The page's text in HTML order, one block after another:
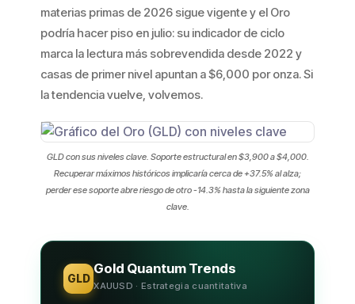
materias primas de 2026 sigue vigente y el Oro
podría hacer piso en julio: su indicador de ciclo
marca la lectura más sobrevendida desde 2022 y
casas de primer nivel apuntan a $6,000 por onza. Si
la tendencia vuelve, volvemos.
GLD con sus niveles clave. Soporte estructural en $3,900 a $4,000.
Recuperar máximos históricos implicaría cerca de +37.5% al alza;
perder ese soporte abre riesgo de otro -14.3% hasta la siguiente zona
clave.
GLD
Gold Quantum Trends
XAUUSD · Estrategia cuantitativa